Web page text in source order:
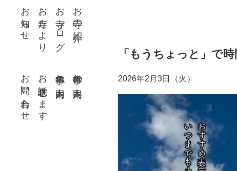
お寺の紹介
お寺ブログ
お寺だより
お知らせ
行事の案内
仏事の案内
お話聴きます
お問い合わせ
「もうちょっと」で
2026年2月3日（火）